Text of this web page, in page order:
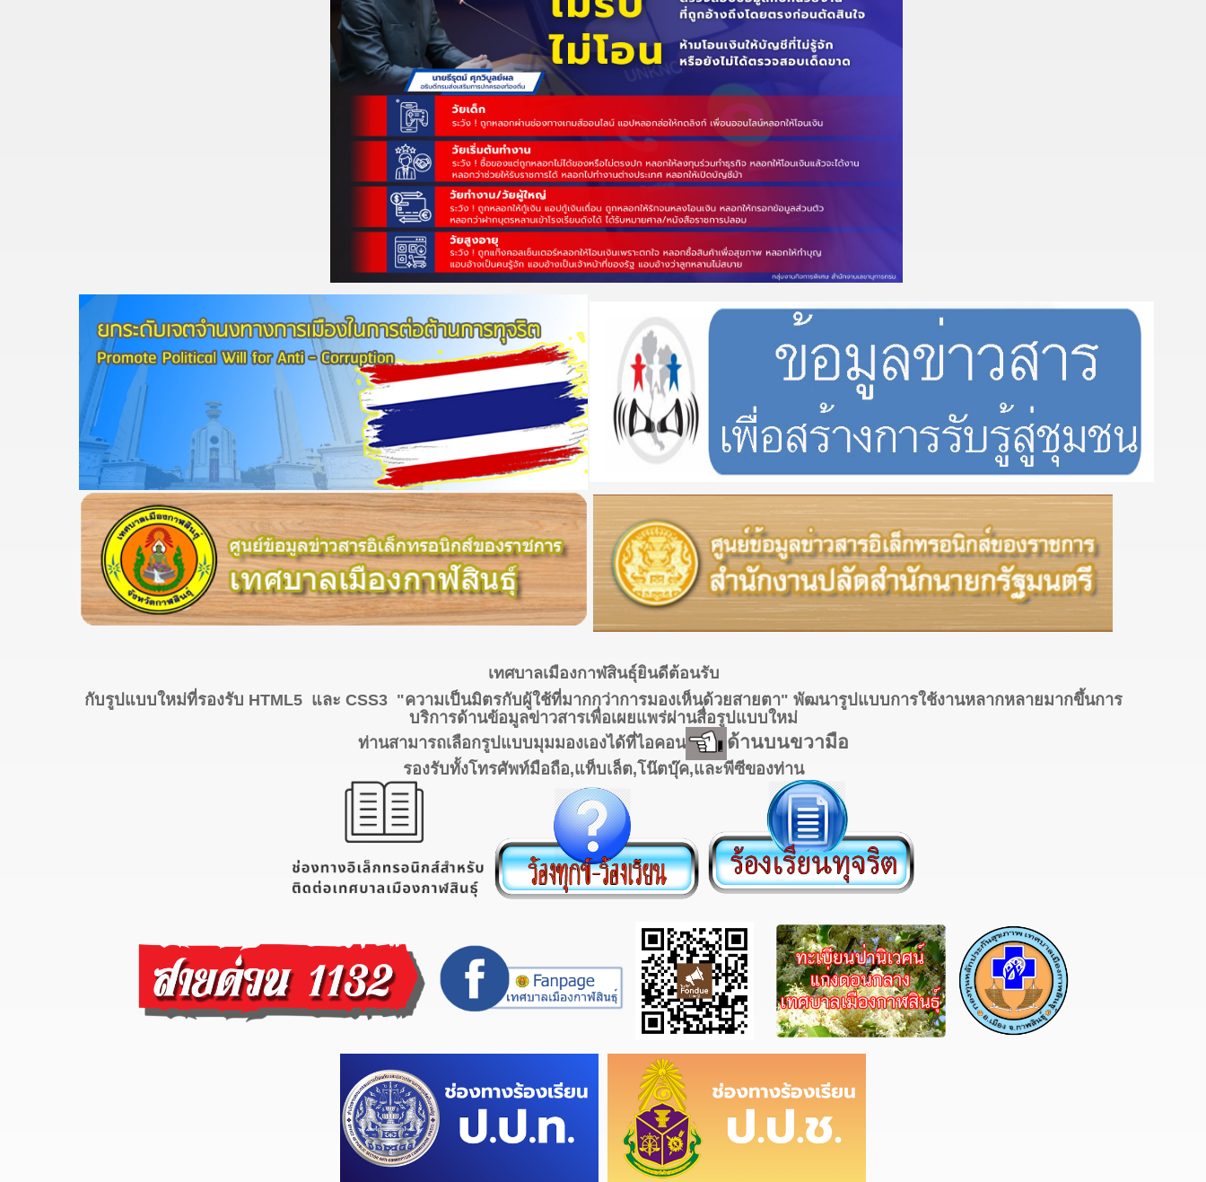
เทศบาลเมืองกาฬสินธุ์ยินดีต้อนรับ
กับรูปแบบใหม่ที่รองรับ HTML5 และ CSS3 "ความเป็นมิตรกับผู้ใช้ที่มากกว่าการมองเห็นด้วยสายตา" พัฒนารูปแบบการใช้งานหลากหลายมากขึ้นการ
บริการด้านข้อมูลข่าวสารเพื่อเผยแพร่ผ่านสื่อรูปแบบใหม่
ท่านสามารถเลือกรูปแบบมุมมองเองได้ที่ไอคอน
ด้านบนขวามือ
รองรับทั้งโทรศัพท์มือถือ,แท็บเล็ต,โน๊ตบุ๊ค,และพีซีของท่าน